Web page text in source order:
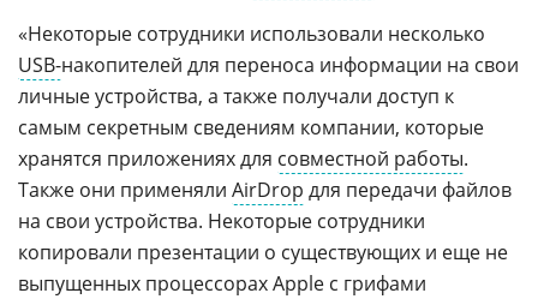
«Некоторые сотрудники использовали несколько
USB-накопителей для переноса информации на свои
личные устройства, а также получали доступ к
самым секретным сведениям компании, которые
хранятся приложениях для совместной работы.
Также они применяли AirDrop для передачи файлов
на свои устройства. Некоторые сотрудники
копировали презентации о существующих и еще не
выпущенных процессорах Apple с грифами